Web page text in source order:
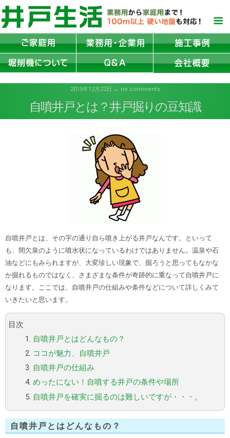
2015年12月22日 ↔ no comments
自噴井戸とは？井戸掘りの豆知識
自噴井戸とは、その字の通り自ら噴き上がる井戸なんです。といって
も、間欠泉のように噴水状になっているわけではありません。温泉や石
油などにもみられますが、大変珍しい現象で、掘ろうと思ってもなかな
か掘れるものではなく、さまざまな条件が奇跡的に重なって自噴井戸に
なります。ここでは、自噴井戸の仕組みや条件などについて詳しくみて
いきたいと思います。
目次
1. 自噴井戸とはどんなもの？
2. ココが魅力、自噴井戸
3. 自噴井戸の仕組み
4. めったにない！自噴する井戸の条件や場所
5. 自噴井戸を確実に掘るのは難しいですが・・・。
自噴井戸とはどんなもの？